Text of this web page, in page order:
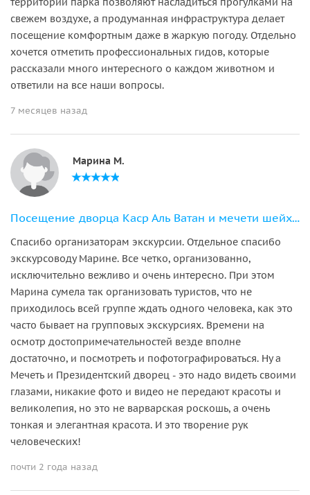
свежем воздухе, а продуманная инфраструктура делает
посещение комфортным даже в жаркую погоду. Отдельно
хочется отметить профессиональных гидов, которые
рассказали много интересного о каждом животном и
ответили на все наши вопросы.
7 месяцев назад
Марина М.
Посещение дворца Каср Аль Ватан и мечети шейха Зайда из Фуджейры
Спасибо организаторам экскурсии. Отдельное спасибо
экскурсоводу Марине. Все четко, организованно,
исключительно вежливо и очень интересно. При этом
Марина сумела так организовать туристов, что не
приходилось всей группе ждать одного человека, как это
часто бывает на групповых экскурсиях. Времени на
осмотр достопримечательностей везде вполне
достаточно, и посмотреть и пофотографироваться. Ну а
Мечеть и Президентский дворец - это надо видеть своими
глазами, никакие фото и видео не передают красоты и
великолепия, но это не варварская роскошь, а очень
тонкая и элегантная красота. И это творение рук
человеческих!
почти 2 года назад